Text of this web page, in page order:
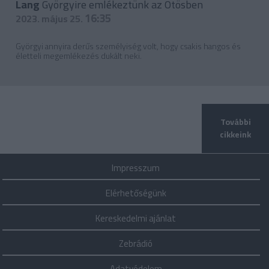
LangGyörgyire emlékeztünk az Ötösben
Györgyi annyira derűs személyiség volt, hogy csakis hangos és
életteli megemlékezés dukált neki.
További
cikkeink
Impresszum
Elérhetőségünk
Kereskedelmi ajánlat
Zebrádió